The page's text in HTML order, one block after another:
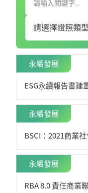
永續發展
ESG永續報告書建
永續發展
BSCI：2021商業
永續發展
RBA 8.0 責任商業